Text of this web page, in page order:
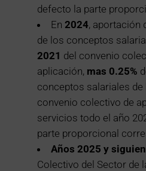
defecto la parte
En 2024, aportación
de los conceptos
2021 del convenio
aplicación, mas 0.25%
conceptos salariales de
convenio colectivo de
servicios todo el año
parte proporcional
Años 2025 y
Colectivo del Sector de